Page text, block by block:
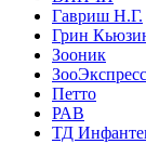
Гавриш Н.Г.
Грин
Зооник
ЗооЭкспресс
Петто
РАВ
ТД